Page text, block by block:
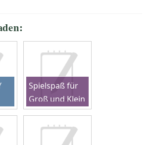
Spielspaß für
Groß und Klein